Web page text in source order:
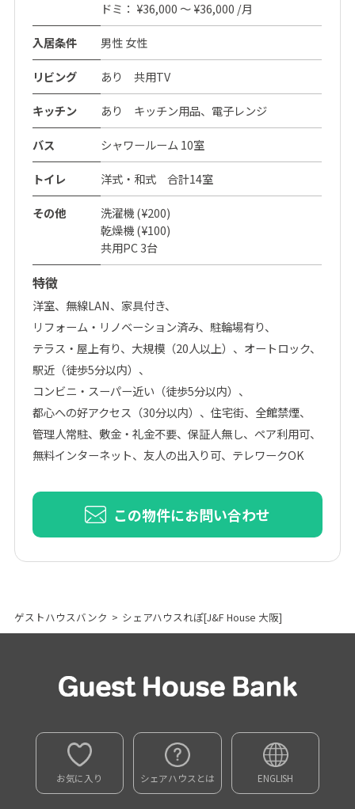
ドミ： ¥36,000 ～ ¥36,000 /月
入居条件 男性 女性
リビング あり 共用TV
キッチン あり キッチン用品、電子レンジ
バス シャワールーム 10室
トイレ 洋式・和式 合計14室
その他
洗濯機 (¥200)
乾燥機 (¥100)
共用PC 3台
特徴
洋室 無線LAN
家具付き
リフォーム・リノベーション済み
駐輪場有り
テラス・屋上有り
大規模（20人以上）
オートロック
駅近（徒歩5分以内）
コンビニ・スーパー近い（徒歩5分以内）
都心への好アクセス（30分以内）
住宅街
全館禁煙
管理人常駐
敷金・礼金不要 保証人無し
ペア利用可
無料インターネット
友人の出入り可 テレワークOK
この物件にお問い合わせ
ゲストハウスバンク > シェアハウスれぽ[J&F House 大阪]
お気に入り シェアハウスとは ENGLISH